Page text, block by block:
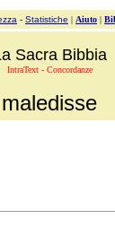
- Statistiche | Aiuto |
Sacra Bibbia
IntraText - Concordanze
maledisse